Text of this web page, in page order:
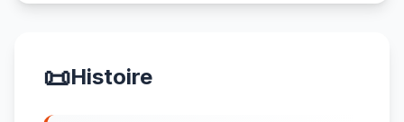
📜Histoire